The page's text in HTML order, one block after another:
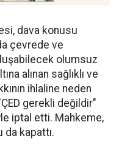
dava konusu
çevrede ve
olumsuz
alınan sağlıklı ve
ihlaline neden
gerekli değildir"
iptal etti. Mahkeme,
da kapattı.